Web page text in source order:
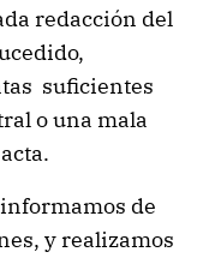
redacción del
suficientes
o una mala
de
y realizamos